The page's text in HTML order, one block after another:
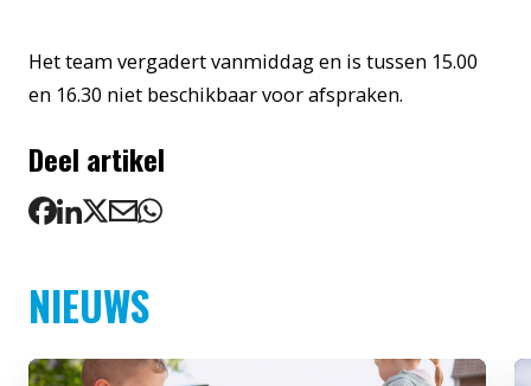
Het team vergadert vanmiddag en is tussen 15.00
en 16.30 niet beschikbaar voor afspraken.
Deel artikel
NIEUWS